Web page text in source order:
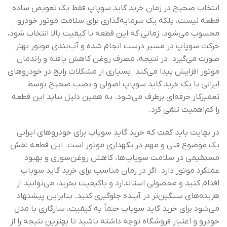
انتخاب صحیح در زمان خرید گاید سوپاپ فقط یک تعویض ساده
قطعه نیست، بلکه یک سرمایه‌گذاری برای سلامت موتور خودرو
محسوب می‌شود. زمانی که این قطعه با کیفیت بالا انتخاب شود،
حرکت سوپاپ در مسیر درست انجام شده و آب‌بندی موتور بهتر
صورت می‌گیرد. در نتیجه، مصرف روغن کاهش یافته و راندمان
موتور افزایش پیدا می‌کند. بسیاری از مشکلات رایج در خودروهای
ایرانی با یک خرید گاید سوپاپ اصولی و نصب صحیح توسط
تعمیرکار حرفه‌ای برطرف می‌شود. به همین دلیل نباید این قطعه
را کم‌اهمیت تلقی کرد.
در نهایت باید گفت که خرید گاید سوپاپ برای خودروهای ایرانی
یک موضوع فنی و مهم در نگهداری موتور است. این قطعه نقش
مستقیمی در سلامت سوپاپ‌ها، کاهش روغن‌سوزی و بهبود
عملکرد موتور دارد. اگر در زمان مناسب برای خرید گاید سوپاپ
اقدام کنید و محصولی استاندارد و باکیفیت بخرید، می‌توانید از
هزینه‌های سنگین‌تر در آینده جلوگیری کنید. بنابراین پیشنهاد
می‌شود برای خرید گاید سوپاپ حتماً به کیفیت، سازگاری با مدل
خودرو و اعتبار فروشگاه توجه داشته باشید تا بهترین نتیجه را از